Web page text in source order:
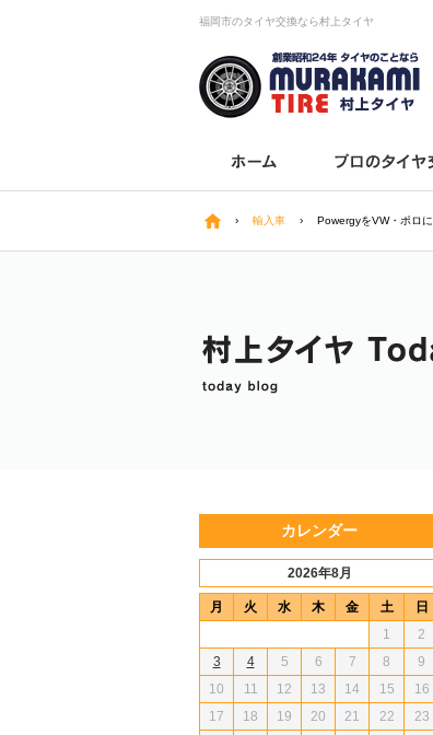
福岡市のタイヤ交換なら村上タイヤ
› 輸入車 › PowergyをVW・ポロに
カレンダー
2026年8月
月 火 水 木 金 土 日
1
2
3
4 5 6 7 8
9
10
11 12 13 14 15
16
17
18 19 20 21 22
23